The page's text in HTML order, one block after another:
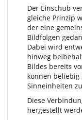
Der Einschub
gleiche Prinzip
der eine
Bildfolgen
Dabei wird
hinweg
Bildes bereits
können
Sinneinheiten
Diese
hergestellt